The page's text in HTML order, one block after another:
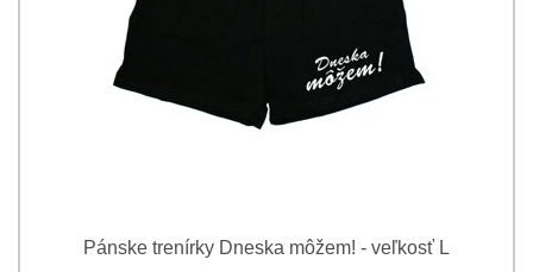
Pánske trenírky Dneska môžem! - veľkosť L